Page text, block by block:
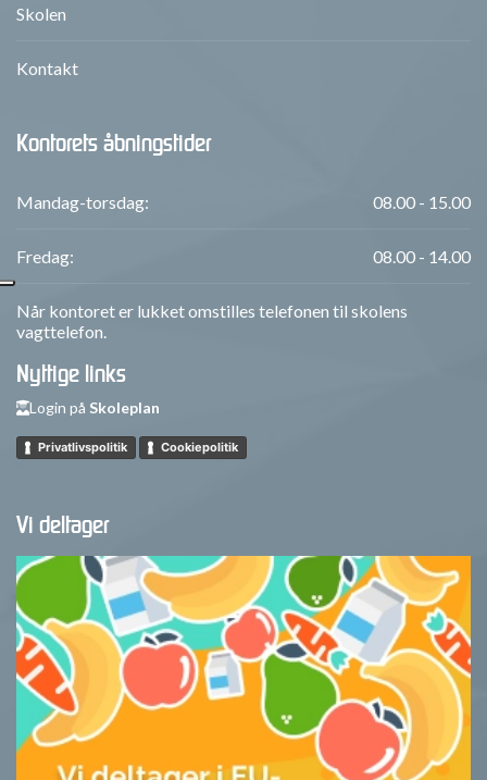
Skolen
Kontakt
Kontorets åbningstider
Mandag-torsdag: 08.00 - 15.00
Fredag: 08.00 - 14.00
Når kontoret er lukket omstilles telefonen til skolens
vagttelefon.
Nyttige links
Login på Skoleplan
Privatlivspolitik Cookiepolitik
Vi deltager